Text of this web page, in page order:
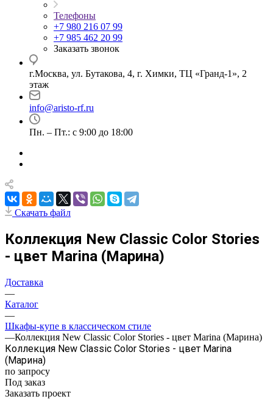
Телефоны
+7 980 216 07 99
+7 985 462 20 99
Заказать звонок
г.Москва, ул. Бутакова, 4, г. Химки, ТЦ «Гранд-1», 2
этаж
info@aristo-rf.ru
Пн. – Пт.: с 9:00 до 18:00
Скачать файл
Коллекция New Classic Color Stories
- цвет Marina (Марина)
Доставка
—
Каталог
—
Шкафы-купе в классическом стиле
—Коллекция New Classic Color Stories - цвет Marina (Марина)
Коллекция New Classic Color Stories - цвет Marina
(Марина)
по запросу
Под заказ
Заказать проект